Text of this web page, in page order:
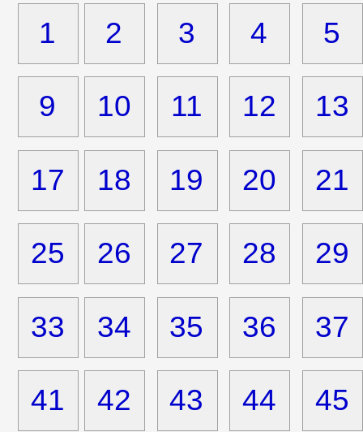
1 2 3 4 5
9 10 11 12 13
17 18 19 20 21
25 26 27 29
28
33 34 37
35 36
41 42 43 44 45